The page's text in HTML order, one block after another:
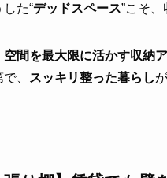
た“デッドスペース”こそ
空間を最大限に活かす収納
、
スッキリ整った暮らし